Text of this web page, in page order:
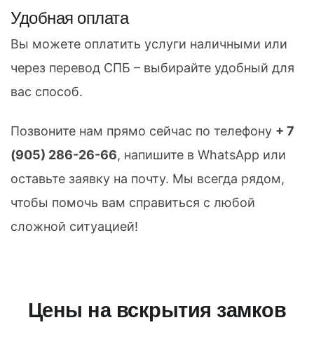
Удобная оплата
Вы можете оплатить услуги наличными или
через перевод СПБ – выбирайте удобный для
вас способ.
Позвоните нам прямо сейчас по телефону + 7
(905) 286-26-66, напишите в WhatsApp или
оставьте заявку на почту. Мы всегда рядом,
чтобы помочь вам справиться с любой
сложной ситуацией!
Цены на вскрытия замков